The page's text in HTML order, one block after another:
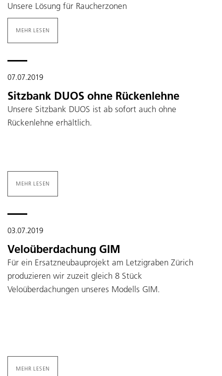
Unsere Lösung für Raucherzonen
MEHR LESEN
07.07.2019
Sitzbank DUOS ohne Rückenlehne
Unsere Sitzbank DUOS ist ab sofort auch ohne
Rückenlehne erhältlich.
MEHR LESEN
03.07.2019
Veloüberdachung GIM
Für ein Ersatzneubauprojekt am Letzigraben Zürich
produzieren wir zuzeit gleich 8 Stück
Veloüberdachungen unseres Modells GIM.
MEHR LESEN